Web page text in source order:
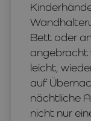
Bett oder
angebracht
leicht,
auf
nächtliche
nicht nur